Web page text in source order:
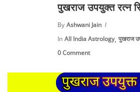
पुखराज उपयुक्त रत्न
By Ashwani Jain
In All India Astrology, पुखराज
0 Comment